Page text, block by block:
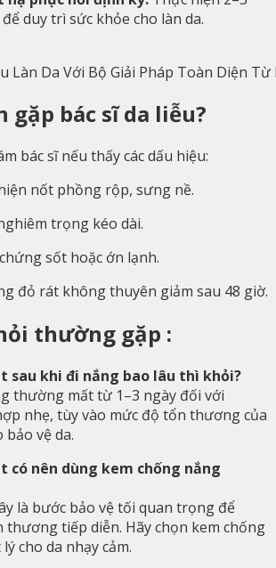
duy trì sức khỏe cho làn da.
Làn Da Với Bộ Giải Pháp Toàn Diện Từ
gặp bác sĩ da liễu?
bác sĩ nếu thấy các dấu hiệu:
nốt phồng rộp, sưng nề.
trọng kéo dài.
sốt hoặc ớn lạnh.
đỏ rát không thuyên giảm sau 48 giờ.
thường gặp :
sau khi đi nắng bao lâu thì khỏi?
thường mất từ 1–3 ngày đối với
nhẹ, tùy vào mức độ tổn thương của
bảo vệ da.
có nên dùng kem chống nắng
là bước bảo vệ tối quan trọng để
thương tiếp diễn. Hãy chọn kem chống
cho da nhạy cảm.